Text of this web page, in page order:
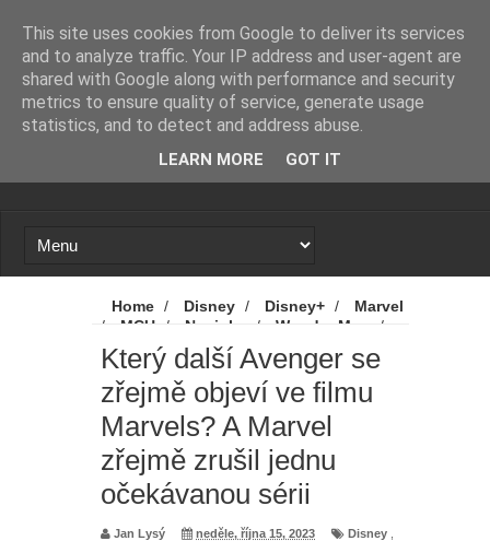
Loading...
Home / Disney / Disney+ /
Marvel
/
MCU / Novinky / Wonder Man
/
Který další Avenger se zřejmě objeví ve
filmu Marvels? A Marvel zřejmě zrušil jednu
očekávanou sérii
Který další Avenger se
zřejmě objeví ve filmu
Marvels? A Marvel
zřejmě zrušil jednu
očekávanou sérii
Jan Lysý neděle, října 15, 2023 Disney
This site uses cookies from Google to deliver its services
and to analyze traffic. Your IP address and user-agent are
shared with Google along with performance and security
metrics to ensure quality of service, generate usage
statistics, and to detect and address abuse.
LEARN MORE GOT IT